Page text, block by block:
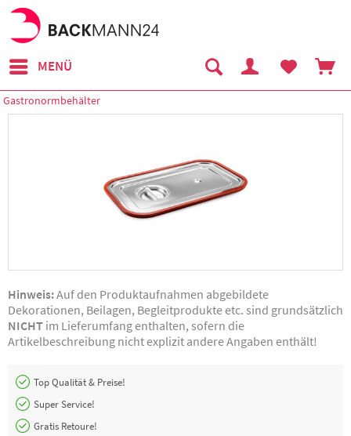
MENÜ
Gastronormbehälter
Hinweis:Auf den Produktaufnahmen abgebildete
Dekorationen, Beilagen, Begleitprodukte etc. sind grundsätzlich
NICHT im Lieferumfang enthalten, sofern die
Artikelbeschreibung nicht explizit andere Angaben enthält!
Top Qualität & Preise!
Super Service!
Gratis Retoure!